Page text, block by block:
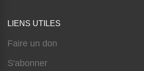
LIENS UTILES
Faire un don
S'abonner